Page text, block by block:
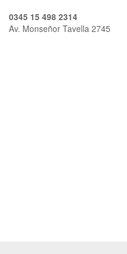
0345 15 498 2314
Av. Monseñor Tavella 2745